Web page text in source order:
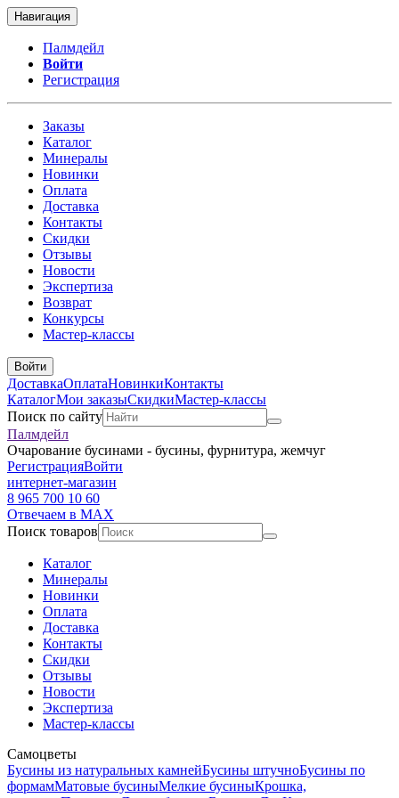
Навигация
Палмдейл
Войти
Регистрация
Заказы
Каталог
Минералы
Новинки
Оплата
Доставка
Контакты
Скидки
Отзывы
Новости
Экспертиза
Возврат
Конкурсы
Мастер-классы
Войти
ДоставкаОплатаНовинкиКонтакты
КаталогМои заказыСкидкиМастер-классы
Поиск по сайту
Палмдейл
Очарование бусинами - бусины, фурнитура, жемчуг
РегистрацияВойти
интернет-магазин
8 965 700 10 60
Отвечаем в MAX
Поиск товаров
Каталог
Минералы
Новинки
Оплата
Доставка
Контакты
Скидки
Отзывы
Новости
Экспертиза
Мастер-классы
Самоцветы
Бусины из натуральных камнейБусины штучноБусины по
формамМатовые бусиныМелкие бусиныКрошка,